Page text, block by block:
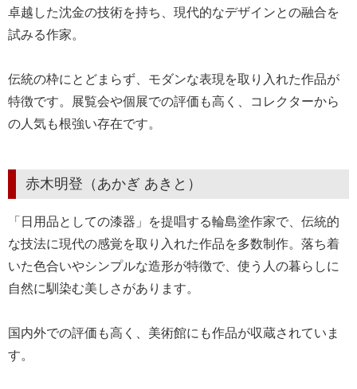
卓越した沈金の技術を持ち、現代的なデザインとの融合を
試みる作家。
伝統の枠にとどまらず、モダンな表現を取り入れた作品が
特徴です。展覧会や個展での評価も高く、コレクターから
の人気も根強い存在です。
赤木明登（あかぎ あきと）
「日用品としての漆器」を提唱する輪島塗作家で、伝統的
な技法に現代の感覚を取り入れた作品を多数制作。落ち着
いた色合いやシンプルな造形が特徴で、使う人の暮らしに
自然に馴染む美しさがあります。
国内外での評価も高く、美術館にも作品が収蔵されていま
す。